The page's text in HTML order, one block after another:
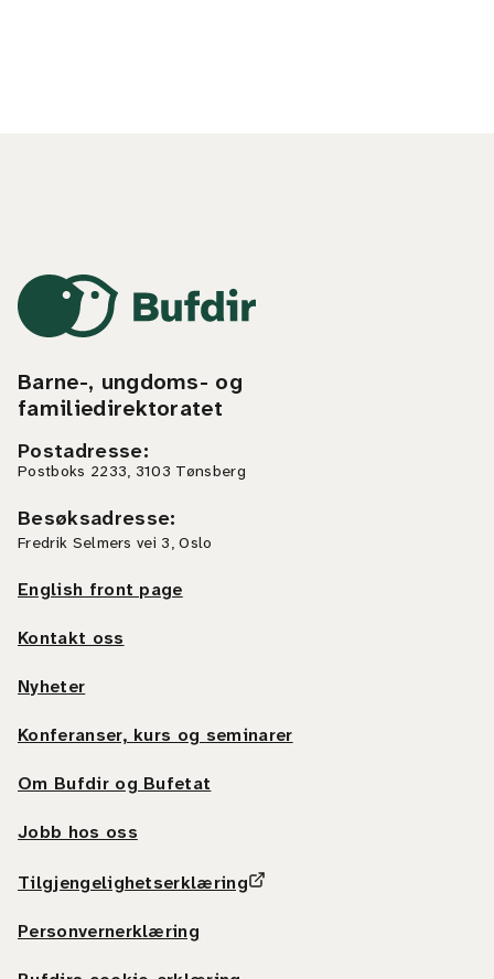
Barne-, ungdoms- og
familiedirektoratet
Postadresse:
Postboks 2233, 3103 Tønsberg
Besøksadresse:
Fredrik Selmers vei 3, Oslo
English front page
Kontakt oss
Nyheter
Konferanser, kurs og seminarer
Om Bufdir og Bufetat
Jobb hos oss
Tilgjengelighetserklæring
Personvernerklæring